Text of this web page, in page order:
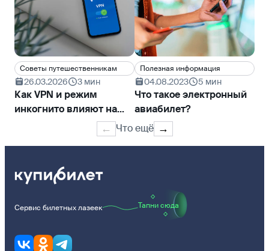
Cоветы путешественникам
26.03.2026 3 мин
Как VPN и режим
инкогнито влияют на
Полезная информация
04.08.2023 5 мин
Что такое электронный
авиабилет?
← Что ещё →
Сервис билетных лазеек Тапни сюда